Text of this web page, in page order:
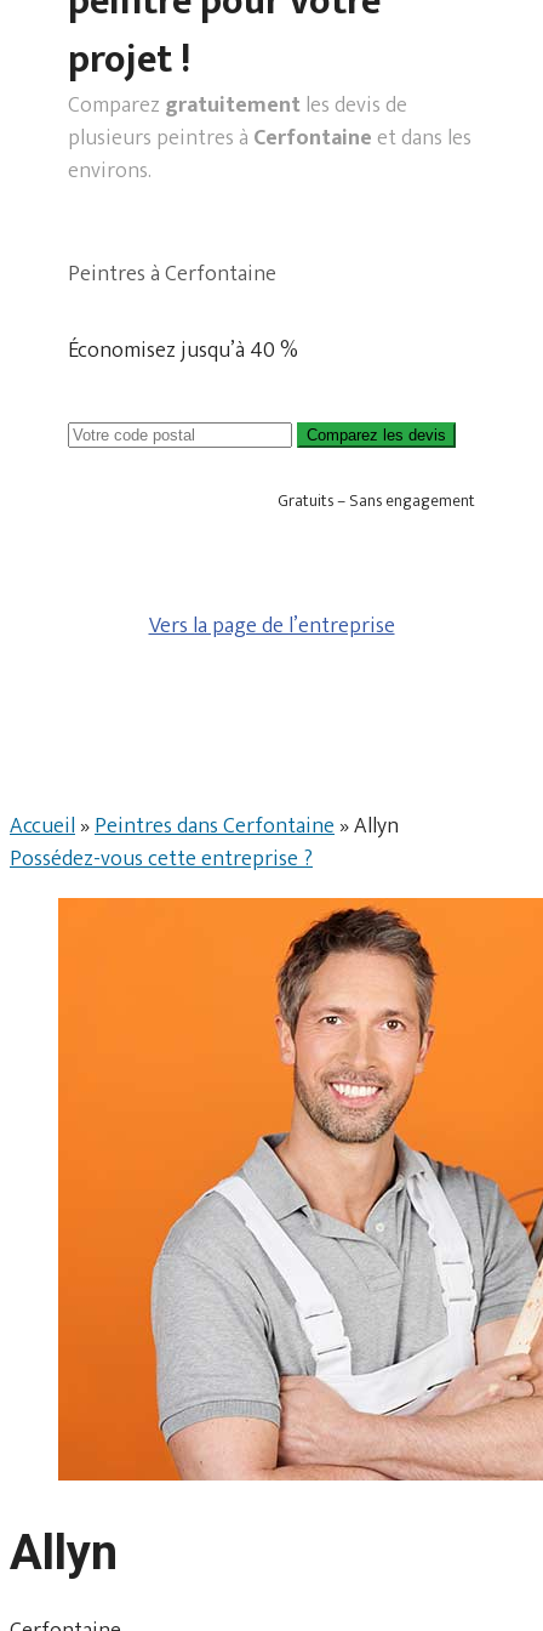
projet !
Comparez gratuitementles devis de
plusieurs peintres à Cerfontaineet dans les
environs.
Peintres à Cerfontaine
Économisez jusqu’à 40 %
Comparez les devis
Gratuits – Sans engagement
Vers la page de l’entreprise
Accueil»Peintres dans Cerfontaine»Allyn
Possédez-vous cette entreprise ?
Allyn